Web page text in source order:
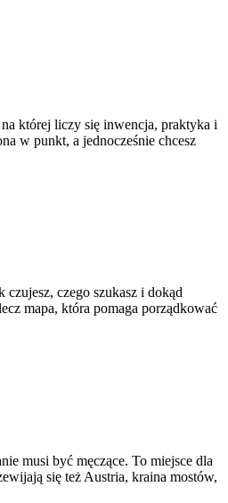
której liczy się inwencja, praktyka i
w punkt, a jednocześnie chcesz
czujesz, czego szukasz i dokąd
mapa, która pomaga porządkować
musi być męczące. To miejsce dla
się też Austria, kraina mostów,